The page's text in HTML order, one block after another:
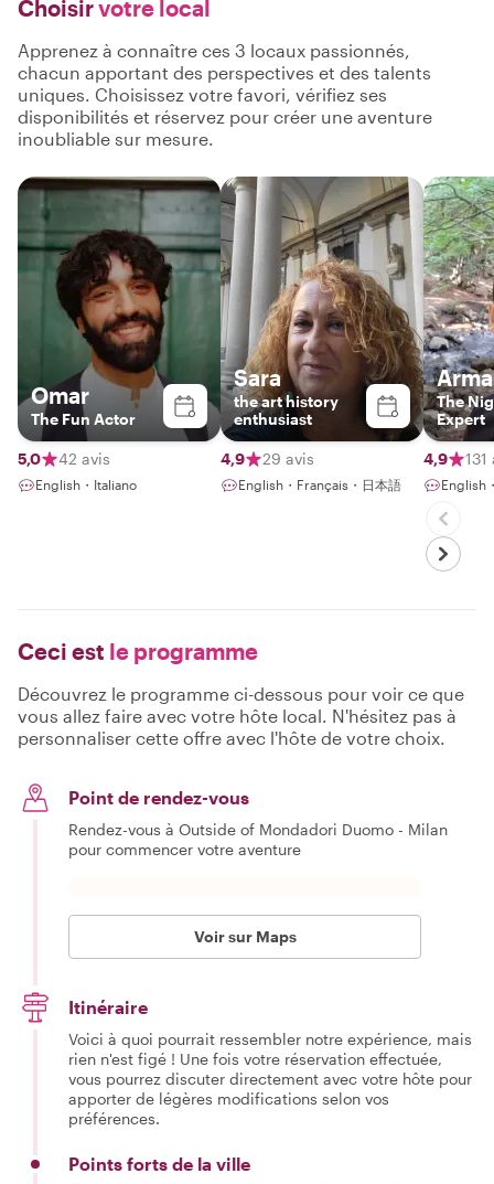
Choisirvotre local
Apprenez à connaître ces 3 locaux passionnés,
chacun apportant des perspectives et des talents
uniques. Choisissez votre favori, vérifiez ses
disponibilités et réservez pour créer une aventure
inoubliable sur mesure.
Omar
The Fun Actor
5,0 42 avis
English・Italiano
Sara
the art history
enthusiast
4,9 29 avis
English・Français・日本語
The
Expert
4,9 131
English
Ceci est le programme
Découvrez le programme ci-dessous pour voir ce que
vous allez faire avec votre hôte local. N'hésitez pas à
personnaliser cette offre avec l'hôte de votre choix.
Point de rendez-vous
Rendez-vous à Outside of Mondadori Duomo - Milan
pour commencer votre aventure
Voir sur Maps
Itinéraire
Voici à quoi pourrait ressembler notre expérience, mais
rien n'est figé ! Une fois votre réservation effectuée,
vous pourrez discuter directement avec votre hôte pour
apporter de légères modifications selon vos
préférences.
Points forts de la ville